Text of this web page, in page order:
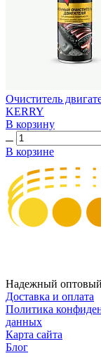
Очиститель
KERRY
В корзину
В корзине
Надежный оптовый
Доставка и оплата
Политика
данных
Карта сайта
Блог